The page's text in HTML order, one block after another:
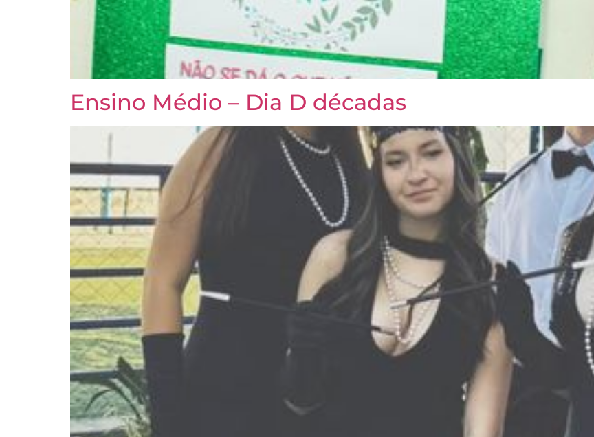
Ensino Médio – Dia D décadas